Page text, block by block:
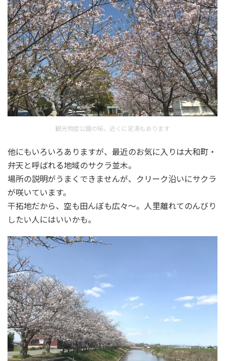
観光物産公園の桜。近くに足湯もあります
他にもいろいろありますが、最近のお気に入りは大和町・
弁天と呼ばれる地域のサクラ並木。
場所の説明がうまくできませんが、クリーク沿いにサクラ
が咲いています。
干拓地だから、空も田んぼも広々～。人里離れてのんびり
したい人にはいいかも。